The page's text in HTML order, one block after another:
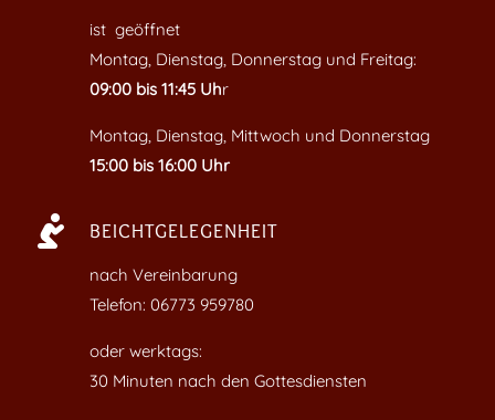
ist geöffnet
Montag, Dienstag, Donnerstag und Freitag:
09:00 bis 11:45 Uhr
Montag, Dienstag, Mittwoch und Donnerstag
15:00 bis 16:00 Uhr
 BEICHTGELEGENHEIT
nach Vereinbarung
Telefon: 06773 959780
oder werktags:
30 Minuten nach den Gottesdiensten